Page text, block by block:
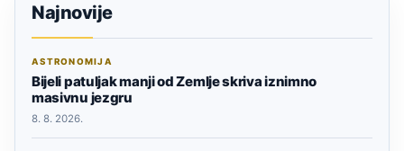
Najnovije
ASTRONOMIJA
Bijeli patuljak manji od Zemlje skriva iznimno
masivnu jezgru
8. 8. 2026.